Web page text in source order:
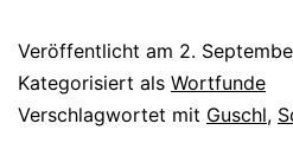
Veröffentlicht am 2.
Kategorisiert als Wortfunde
Verschlagwortet mit Guschl,